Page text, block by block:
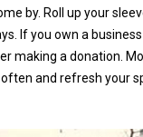
by. Roll up your
If you own a
making a donation.
and refresh your